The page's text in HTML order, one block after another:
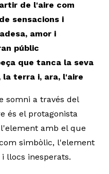
de l'aire com
sensacions i
amor i
públic
que tanca la seva
terra i, ara, l'aire
somni a través del
és el protagonista
amb el que
simbòlic, l'element
llocs inesperats.